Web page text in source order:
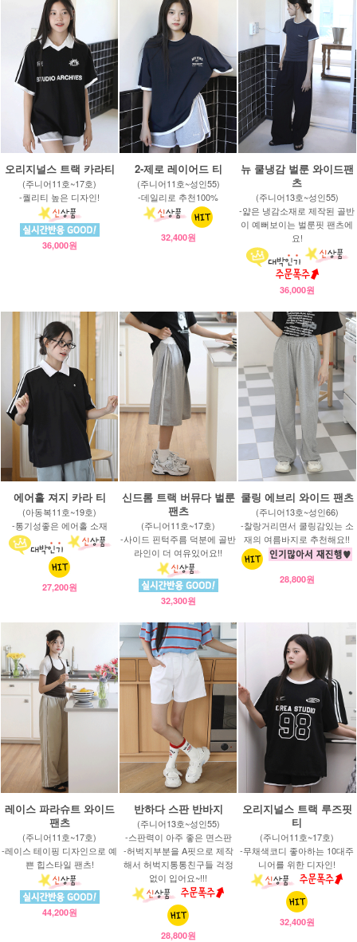
오리지널스 트랙 카라티
(주니어11호~17호)
-퀄리티 높은 디자인!
36,000원
2-제로 레이어드 티
(주니어11호~성인55)
-데일리로 추천100%
32,400원
뉴 쿨냉감 벌룬 와이드팬
츠
(주니어13호~성인55)
-얇은 냉감소재로 제작된 골반
이 예뻐보이는 벌룬핏 팬츠에
요!
36,000원
에어홀 져지 카라 티
(아동복11호~19호)
-통기성좋은 에어홀 소재
27,200원
신드롬 트랙 버뮤다 벌룬
팬츠
(주니어11호~17호)
-사이드 핀턱주름 덕분에 골반
라인이 더 여유있어요!!
32,300원
쿨링 에브리 와이드 팬츠
(주니어13호~성인66)
-찰랑거리면서 쿨링감있는 소
재의 여름바지로 추천해요!!
28,800원
레이스 파라슈트 와이드
팬츠
(주니어11호~17호)
-레이스 테이핑 디자인으로 예
쁜 힙스타일 팬츠!
44,200원
반하다 스판 반바지
(주니어13호~성인55)
-스판력이 아주 좋은 면스판
-허벅지부분을 A핏으로 제작
해서 허벅지통통친구들 걱정
없이 입어요~!!!
28,800원
오리지널스 트랙 루즈핏
티
(주니어11호~17호)
-무채색코디 좋아하는 10대주
니어를 위한 디자인!
32,400원